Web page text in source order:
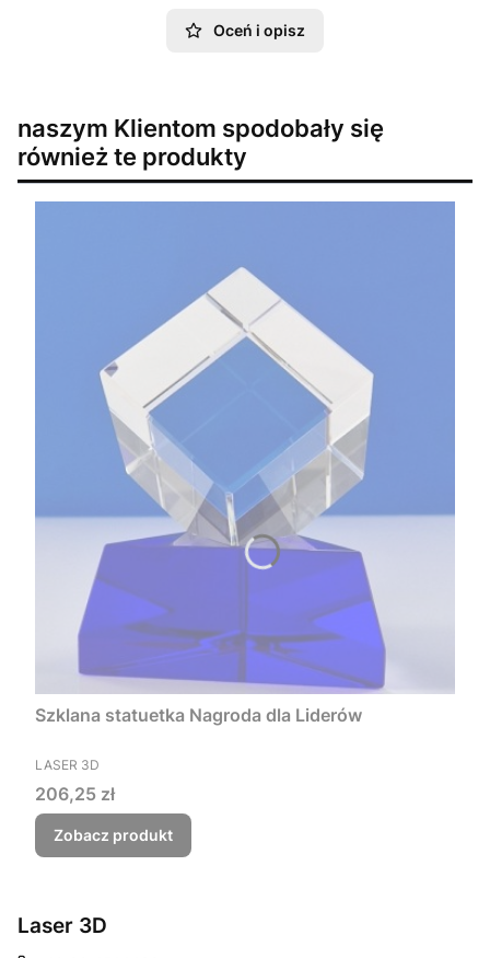
Oceń i opisz
naszym Klientom spodobały się
również te produkty
Szklana statuetka Nagroda dla Liderów
PRODUCENT
LASER 3D
Cena
206,25 zł
Zobacz produkt
Laser 3D